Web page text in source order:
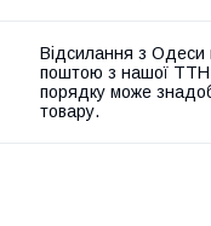
Відсилання з Одеси
поштою з нашої ТТН.
порядку може
товару.